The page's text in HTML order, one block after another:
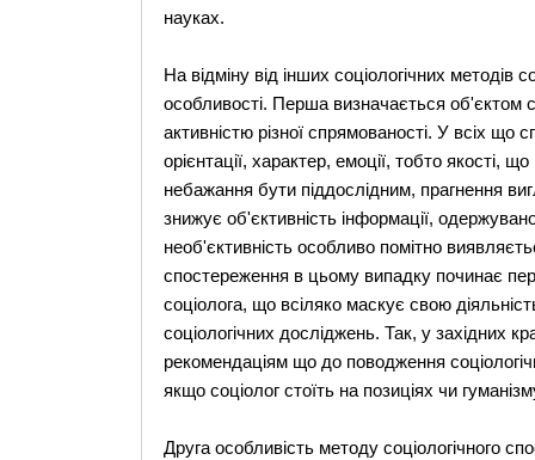
науках.
На відміну від інших соціологічних методів
особливості. Перша визначається об'єктом
активністю різної спрямованості. У всіх що
орієнтації, характер, емоції, тобто якості,
небажання бути піддослідним, прагнення
знижує об'єктивність інформації,
необ'єктивність особливо помітно
спостереження в цьому випадку починає
соціолога, що всіляко маскує свою
соціологічних досліджень. Так, у західних
рекомендаціям що до поводження
якщо соціолог стоїть на позиціях чи
Друга особливість методу соціологічного